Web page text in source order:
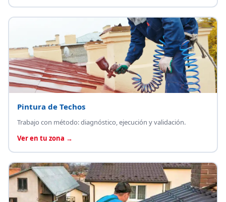
Pintura de Techos
Trabajo con método: diagnóstico, ejecución y validación.
Ver en tu zona →